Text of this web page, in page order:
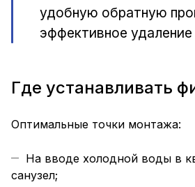
удобную обратную
эффективное удаление
Где устанавливать
Оптимальные точки монтажа:
На вводе холодной воды в
санузел;